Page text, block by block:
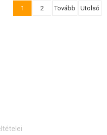
1 2 Tovább Utolsó